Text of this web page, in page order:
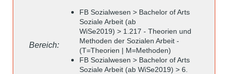
Bereich:
FB Sozialwesen > Bachelor of Arts
Soziale Arbeit (ab
WiSe2019) > 1.217 - Theorien und
Methoden der Sozialen Arbeit -
(T=Theorien | M=Methoden)
FB Sozialwesen > Bachelor of Arts
Soziale Arbeit (ab WiSe2019) > 6.